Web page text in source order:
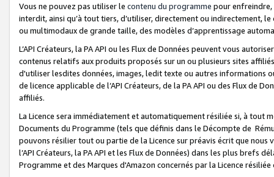
Vous ne pouvez pas utiliser le contenu du programme pour
interdit, ainsi qu’à tout tiers, d’utiliser, directement ou indirectement,
ou multimodaux de grande taille, des modèles d’apprentissage
L’API Créateurs, la PA API ou les Flux de Données peuvent vous
contenus relatifs aux produits proposés sur un ou plusieurs sites
d'utiliser lesdites données, images, ledit texte ou autres informations
de licence applicable de l’API Créateurs, de la PA API ou des Flux de
affiliés.
La Licence sera immédiatement et automatiquement résiliée si, à
Documents du Programme (tels que définis dans le Décompte de
pouvons résilier tout ou partie de la Licence sur préavis écrit que
l’API Créateurs, la PA API et les Flux de Données) dans les plus
Programme et des Marques d'Amazon concernés par la Licence